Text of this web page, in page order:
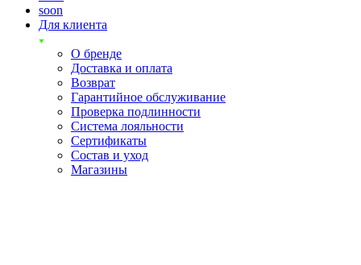
soon
Для клиента
О бренде
Доставка и оплата
Возврат
Гарантийное обслуживание
Проверка подлинности
Система лояльности
Сертификаты
Состав и уход
Магазины